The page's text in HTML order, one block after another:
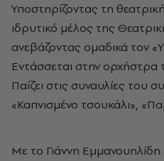
Υποστηρίζοντας τη
ιδρυτικό μέλος της
ανεβάζοντας ομαδικά τον
Εντάσσεται στην
Παίζει στις συναυλίες του
«Καπνισμένο τσουκάλι»,
Με το Γιάννη Εμμανουηλίδη